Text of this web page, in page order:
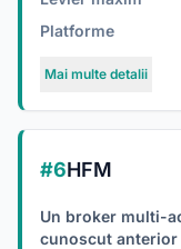
Platforme
Mai multe detalii
#6HFM
Un broker multi-
cunoscut anterior